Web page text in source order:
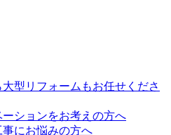
型リフォームもお任せくださ
ションをお考えの方へ
にお悩みの方へ